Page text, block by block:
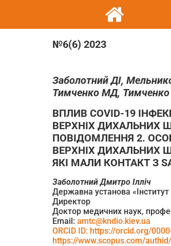
№6(6) 2023
Заболотний ДІ,
Тимченко МД,
ВПЛИВ COVID-19
ВЕРХНІХ ДИХАЛЬНИХ
ПОВІДОМЛЕННЯ 2.
ВЕРХНІХ ДИХАЛЬНИХ
ЯКІ МАЛИ КОНТАКТ З
Заболотний Дмитро Ілліч
Державна установа
Директор
Доктор медичних наук,
Email: amtc@kndio.kiev.ua
ORCID ID: https://orcid.org/
https://www.scopus.com/